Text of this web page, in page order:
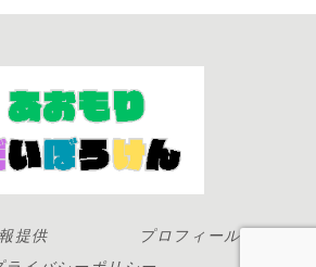
提供
プロフィール